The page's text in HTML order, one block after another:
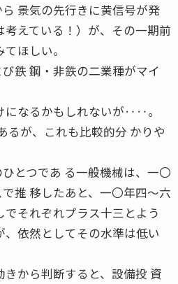
景気の先行きに黄信号が発
えている！）が、その一期前
ほしい。
鉄 鋼・非鉄の二業種がマイ
になるかもしれないが‥‥。
るが、これも比較的分 かりや
とつであ る一般機械は、一〇
推 移したあと、一〇年四〜六
それぞれプラス十三とよう
依然としてその水準は低い
きから判断すると、設備投 資